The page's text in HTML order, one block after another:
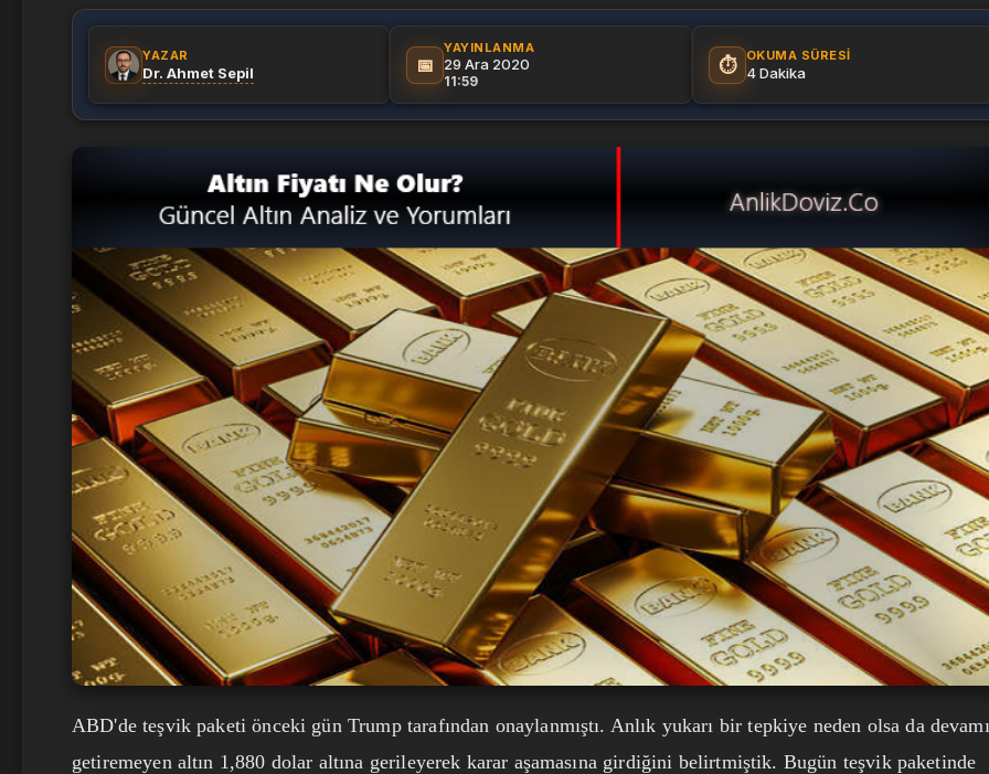
YAZAR
Dr. Ahmet Sepil 📅
YAYINLANMA
29 Ara 2020
11:59
⏱️ OKUMA SÜRESI
4 Dakika
ABD'de teşvik paketi önceki gün Trump tarafından onaylanmıştı. Anlık yukarı bir tepkiye neden olsa da
getiremeyen altın 1,880 dolar altına gerileyerek karar aşamasına girdiğini belirtmiştik. Bugün teşvik paketinde